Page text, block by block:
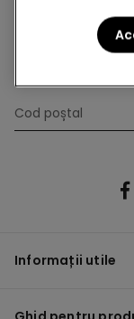
Informații utile